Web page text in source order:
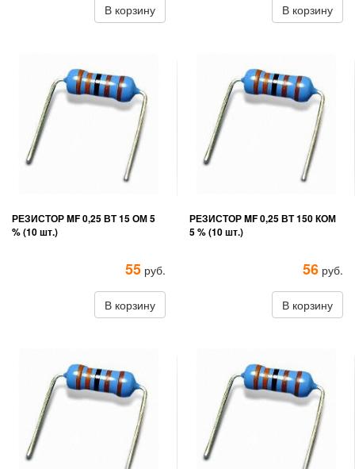
В корзину В корзину
РЕЗИСТОР MF 0,25 ВТ 15 ОМ 5
% (10 шт.)
55 руб.
В корзину
РЕЗИСТОР MF 0,25 ВТ 150 КОМ
5 % (10 шт.)
56 руб.
В корзину